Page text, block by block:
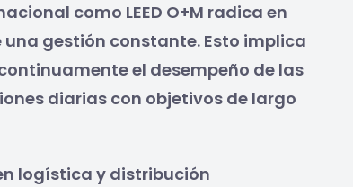
como LEED O+M radica en
gestión constante. Esto implica
el desempeño de las
diarias con objetivos de largo
logística y distribución